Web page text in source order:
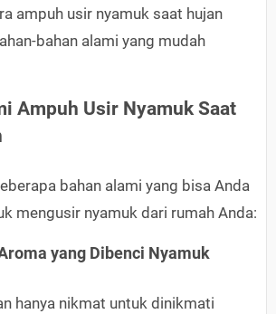
ampuh usir nyamuk saat hujan
bahan alami yang mudah
Ampuh Usir Nyamuk Saat
bahan alami yang bisa Anda
mengusir nyamuk dari rumah Anda:
yang Dibenci Nyamuk
hanya nikmat untuk dinikmati